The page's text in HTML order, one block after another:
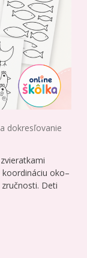
dokresľovanie
oko–
Deti